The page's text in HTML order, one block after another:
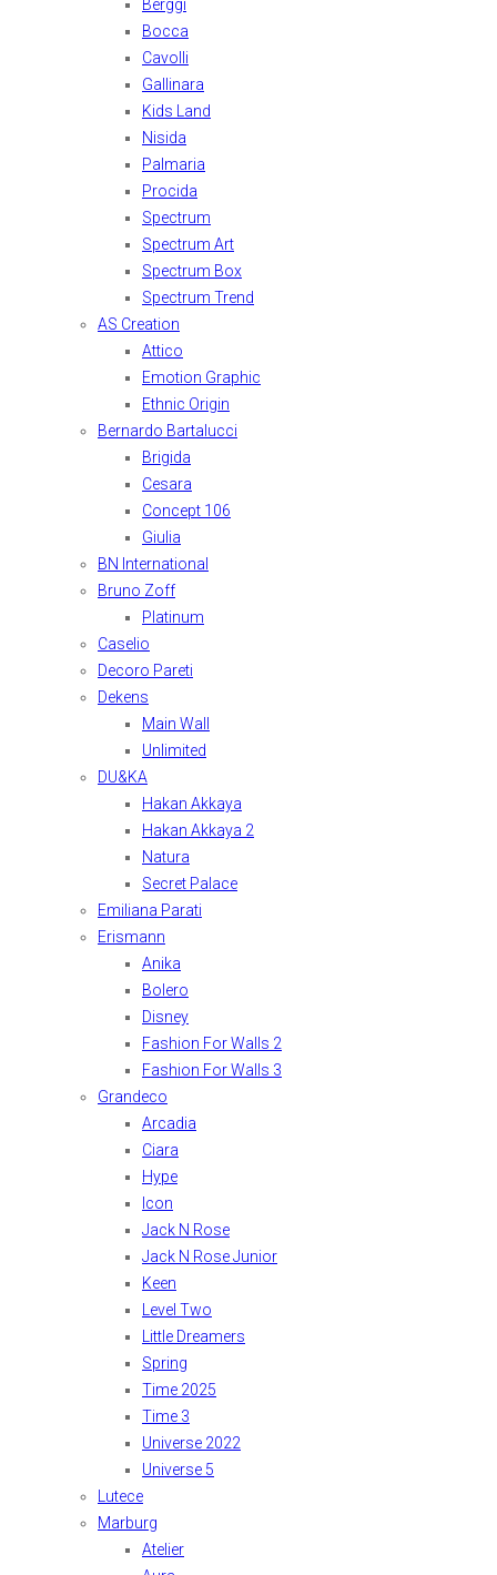
Berggi
Bocca
Cavolli
Gallinara
Kids Land
Nisida
Palmaria
Procida
Spectrum
Spectrum Art
Spectrum Box
Spectrum Trend
AS Creation
Attico
Emotion Graphic
Ethnic Origin
Bernardo Bartalucci
Brigida
Cesara
Concept 106
Giulia
BN International
Bruno Zoff
Platinum
Caselio
Decoro Pareti
Dekens
Main Wall
Unlimited
DU&KA
Hakan Akkaya
Hakan Akkaya 2
Natura
Secret Palace
Emiliana Parati
Erismann
Anika
Bolero
Disney
Fashion For Walls 2
Fashion For Walls 3
Grandeco
Arcadia
Ciara
Hype
Icon
Jack N Rose
Jack N Rose Junior
Keen
Level Two
Little Dreamers
Spring
Time 2025
Time 3
Universe 2022
Universe 5
Lutece
Marburg
Atelier